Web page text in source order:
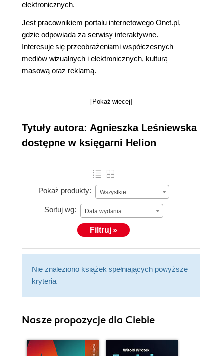
elektronicznych.
Jest pracownikiem portalu internetowego Onet.pl,
gdzie odpowiada za serwisy interaktywne.
Interesuje się przeobrażeniami współczesnych
mediów wizualnych i elektronicznych, kulturą
masową oraz reklamą.
[Pokaż więcej]
Tytuły autora: Agnieszka Leśniewska
dostępne w księgarni Helion
Pokaż produkty: Wszystkie
Sortuj wg: Data wydania
Filtruj »
Nie znaleziono książek spełniających powyższe
kryteria.
Nasze propozycje dla Ciebie